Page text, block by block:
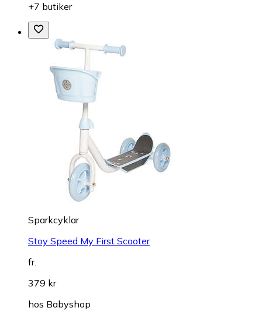
+7 butiker
Sparkcyklar
Stoy Speed My First Scooter
fr.
379 kr
hos Babyshop